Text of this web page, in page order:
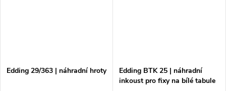
Edding 29/363 | náhradní hroty
Edding BTK 25 | náhradní
inkoust pro fixy na bílé tabule